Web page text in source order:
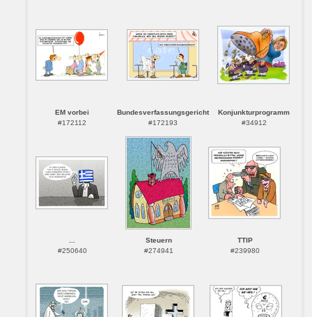
EM vorbei
#172112
Bundesverfassungsgericht
#172193
Konjunkturprogramm
#34912
#250640
Steuern
#274941
TTIP
#239980